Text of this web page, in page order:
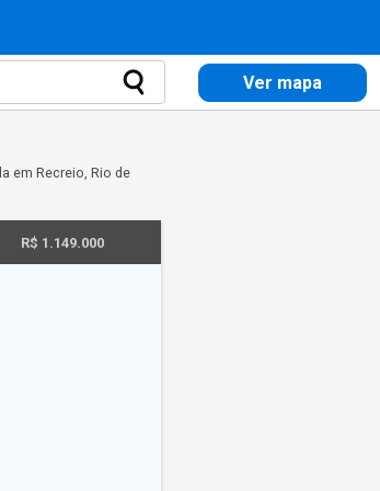
Ver mapa
em Recreio, Rio de
R$ 1.149.000